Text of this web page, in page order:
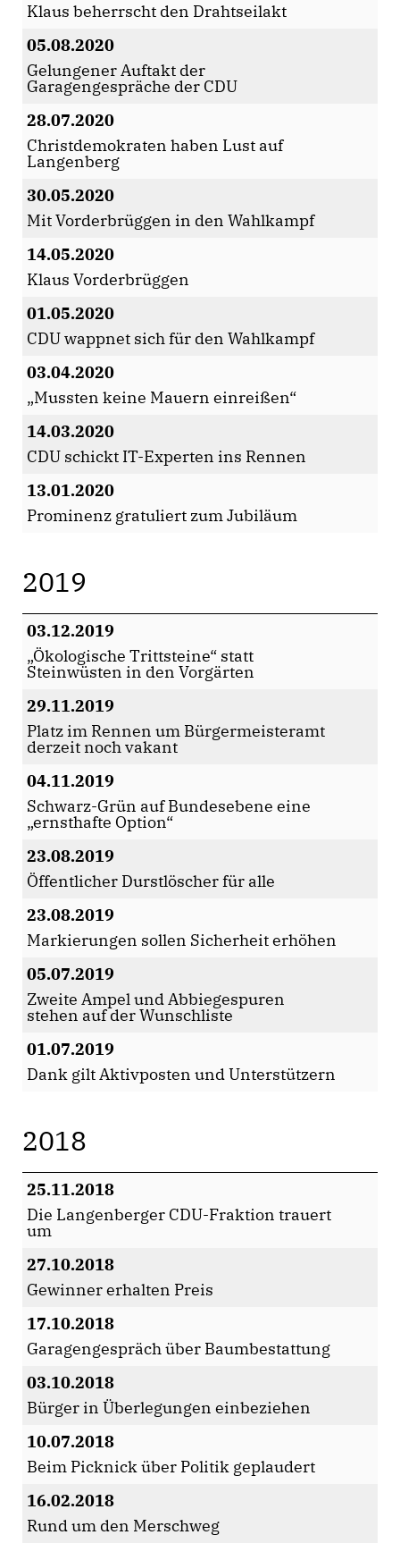
Klaus beherrscht den Drahtseilakt
05.08.2020
Gelungener Auftakt der
Garagengespräche der CDU
28.07.2020
Christdemokraten haben Lust auf
Langenberg
30.05.2020
Mit Vorderbrüggen in den Wahlkampf
14.05.2020
Klaus Vorderbrüggen
01.05.2020
CDU wappnet sich für den Wahlkampf
03.04.2020
Mussten keine Mauern einreißen“
14.03.2020
CDU schickt IT-Experten ins Rennen
13.01.2020
Prominenz gratuliert zum Jubiläum
2019
03.12.2019
Ökologische Trittsteine“ statt
Steinwüsten in den Vorgärten
29.11.2019
Platz im Rennen um Bürgermeisteramt
derzeit noch vakant
04.11.2019
Schwarz-Grün auf Bundesebene eine
ernsthafte Option“
23.08.2019
Öffentlicher Durstlöscher für alle
23.08.2019
Markierungen sollen Sicherheit erhöhen
05.07.2019
Zweite Ampel und Abbiegespuren
stehen auf der Wunschliste
01.07.2019
Dank gilt Aktivposten und Unterstützern
2018
25.11.2018
Die Langenberger CDU-Fraktion trauert
um
27.10.2018
Gewinner erhalten Preis
17.10.2018
Garagengespräch über Baumbestattung
03.10.2018
Bürger in Überlegungen einbeziehen
10.07.2018
Beim Picknick über Politik geplaudert
16.02.2018
Rund um den Merschweg